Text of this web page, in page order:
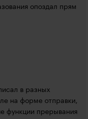
опоздал прям
в разных
на форме отправки,
функции прерывания